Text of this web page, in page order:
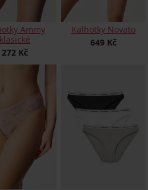
Ammy
klasické
272 Kč
Kalhotky Novato
649 Kč